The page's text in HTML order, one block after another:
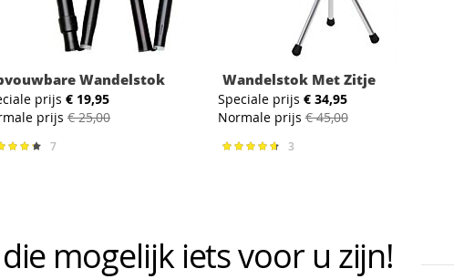
Wandelstok
prijs € 19,95
prijs € 25,00
7
Wandelstok Met Zitje
Speciale prijs € 34,95
Normale prijs € 45,00
Waardering:
3
mogelijk iets voor u zijn!